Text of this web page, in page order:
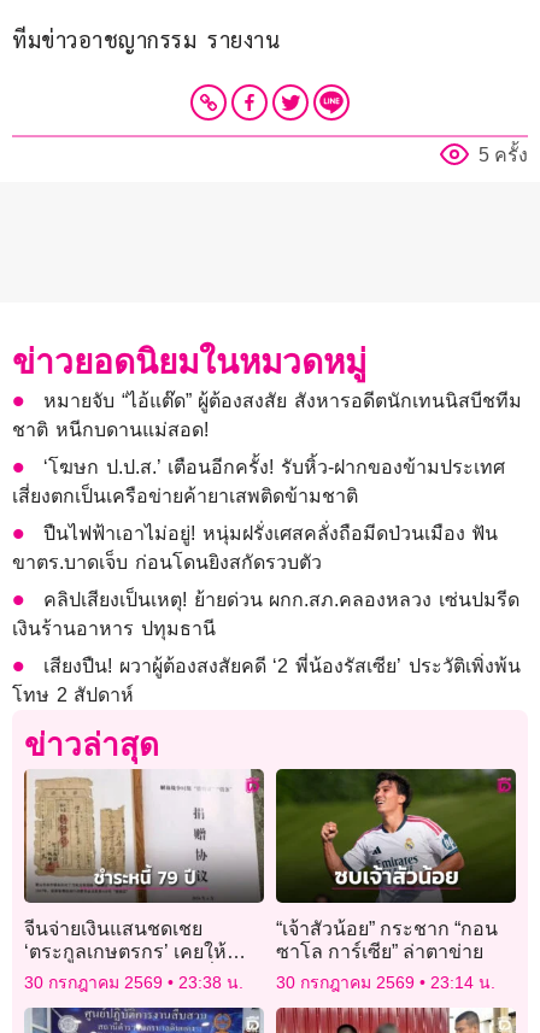
ทีมข่าวอาชญากรรม  รายงาน
5 ครั้ง
ข่าวยอดนิยมในหมวดหมู่
หมายจับ “ไอ้แต๊ด” ผู้ต้องสงสัย สังหารอดีตนักเทนนิสบีชทีม
ชาติ หนีกบดานแม่สอด!
‘โฆษก ป.ป.ส.’ เตือนอีกครั้ง! รับหิ้ว-ฝากของข้ามประเทศ
เสี่ยงตกเป็นเครือข่ายค้ายาเสพติดข้ามชาติ
ปืนไฟฟ้าเอาไม่อยู่! หนุ่มฝรั่งเศสคลั่งถือมีดป่วนเมือง ฟัน
ขาตร.บาดเจ็บ ก่อนโดนยิงสกัดรวบตัว
คลิปเสียงเป็นเหตุ! ย้ายด่วน ผกก.สภ.คลองหลวง เซ่นปมรีด
เงินร้านอาหาร ปทุมธานี
เสียงปืน! ผวาผู้ต้องสงสัยคดี ‘2 พี่น้องรัสเซีย’ ประวัติเพิ่งพ้น
โทษ 2 สัปดาห์
ข่าวล่าสุด
จีนจ่ายเงินแสนชดเชย
‘ตระกูลเกษตรกร’ เคยให้
กองทัพ ‘ยืมข้าวสาร’ เมื่อ 79
30 กรกฎาคม 2569 23:38 น.
“เจ้าสัวน้อย” กระชาก “กอน
ซาโล การ์เซีย” ล่าตาข่าย
30 กรกฎาคม 2569 23:14 น.